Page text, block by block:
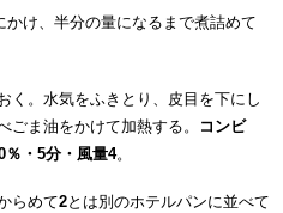
かけ、半分の量になるまで煮詰めて
く。水気をふきとり、皮目を下にし
ごま油をかけて加熱する。
コンビ
・5分・風量4。
らめて2とは別のホテルパンに並べて